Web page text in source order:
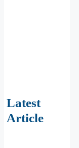
Latest
Article